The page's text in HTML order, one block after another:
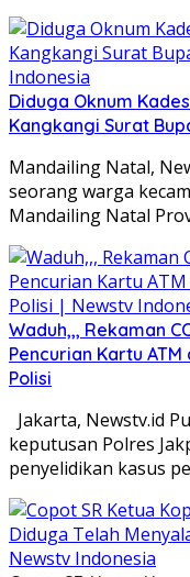
Diduga Oknum
Kangkangi Surat
Mandailing Natal,
seorang warga
Mandailing Natal
Waduh,,, Rekaman
Pencurian Kartu
Polisi
Jakarta, Newstv.id
keputusan Polres
penyelidikan kasus